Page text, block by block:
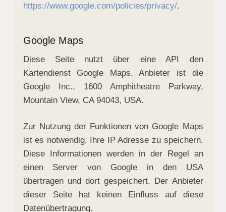
https://www.google.com/policies/privacy/.
Google Maps
Diese Seite nutzt über eine API den
Kartendienst Google Maps. Anbieter ist die
Google Inc., 1600 Amphitheatre Parkway,
Mountain View, CA 94043, USA.
Zur Nutzung der Funktionen von Google Maps
ist es notwendig, Ihre IP Adresse zu speichern.
Diese Informationen werden in der Regel an
einen Server von Google in den USA
übertragen und dort gespeichert. Der Anbieter
dieser Seite hat keinen Einfluss auf diese
Datenübertragung.